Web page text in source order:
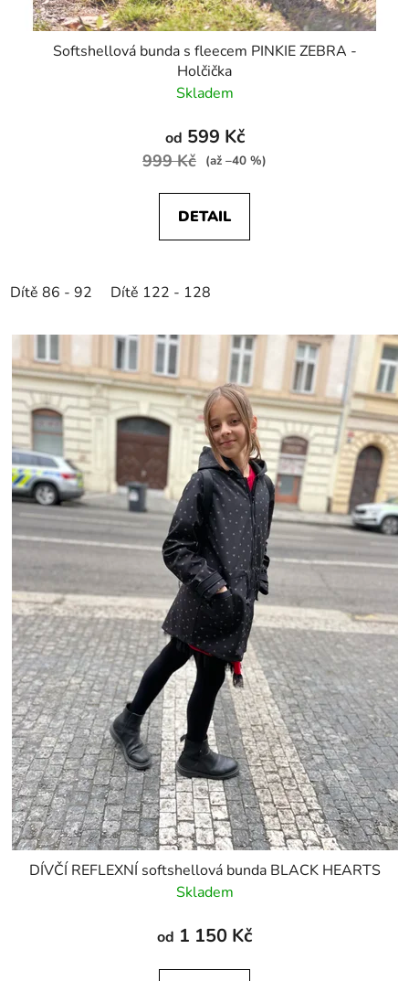
Softshellová bunda s fleecem PINKIE ZEBRA -
Holčička
Skladem
od 599 Kč
999 Kč (až –40 %)
DETAIL
Dítě 86 - 92 Dítě 122 - 128
DÍVČÍ REFLEXNÍ softshellová bunda BLACK HEARTS
Skladem
od 1 150 Kč